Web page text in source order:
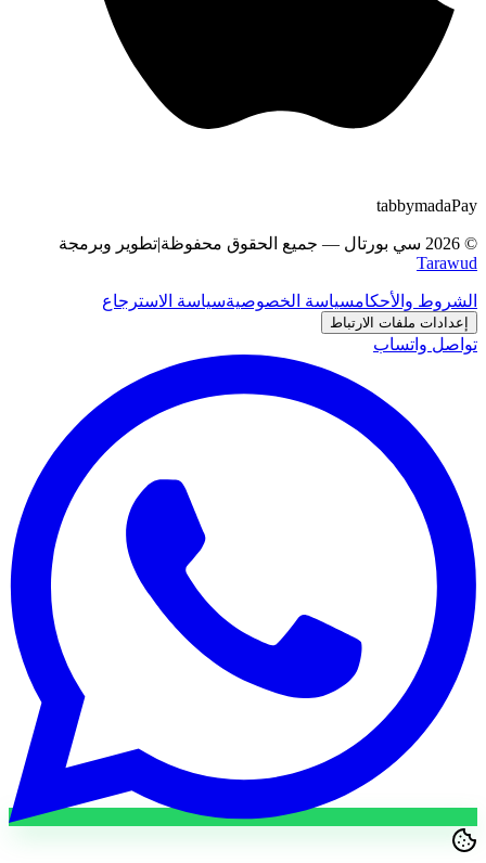
Pay
mada
tabby
©
2026 سي بورتال — جميع الحقوق محفوظة|تطوير وبرمجة
Tarawud
الشروط والأحكامسياسة الخصوصيةسياسة الاسترجاع
إعدادات ملفات الارتباط
تواصل واتساب